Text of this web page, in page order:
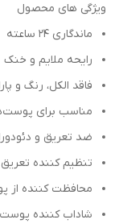
ویژگی های محصول
ماندگاری ۲۴ ساعته
رایحه ملایم و خنک
فاقد الکل، رنگ و
مناسب برای
ضد تعریق و
تنظیم کننده تعریق
محافظت کننده از
شاداب کننده پوست